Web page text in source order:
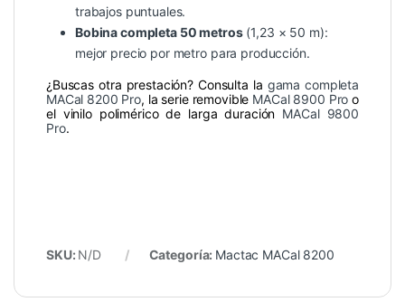
trabajos puntuales.
Bobina completa 50 metros(1,23 × 50 m):
mejor precio por metro para producción.
¿Buscas otra prestación? Consulta la gama completa
MACal 8200 Pro, la serie removible MACal 8900 Pro o
el vinilo polimérico de larga duración MACal 9800
Pro.
SKU: N/D Categoría: Mactac MACal 8200